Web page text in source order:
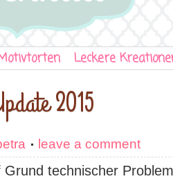
Leckere
2015
leave a comment
technischer